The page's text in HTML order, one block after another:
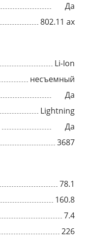
Да
802.11 ax
Li-Ion
несъемный
Да
Lightning
Да
3687
78.1
160.8
7.4
226